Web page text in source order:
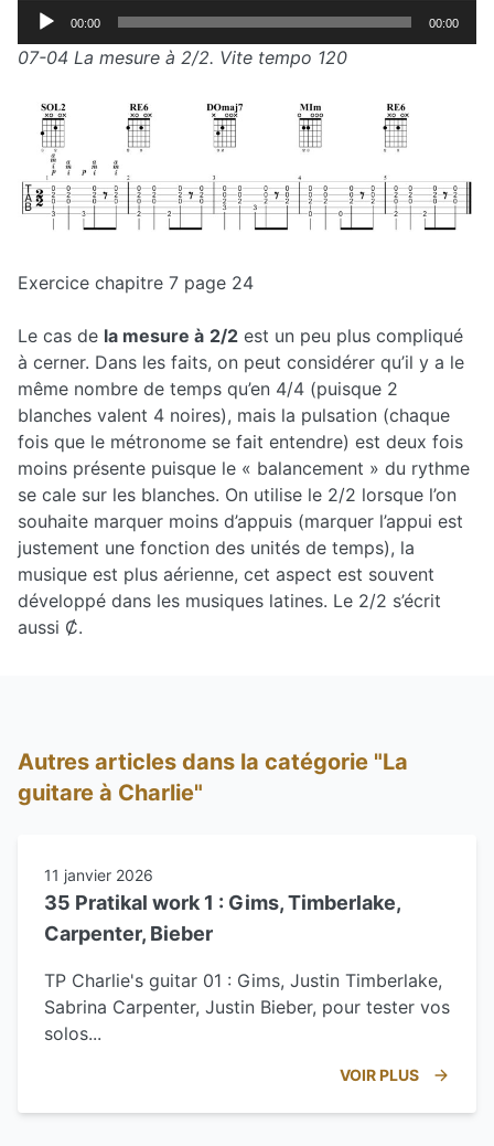
Lecteur
audio
00:00 00:00
07-04 La mesure à 2/2. Vite tempo 120
Exercice chapitre 7 page 24
Le cas de la mesure à 2/2 est un peu plus compliqué
à cerner. Dans les faits, on peut considérer qu’il y a le
même nombre de temps qu’en 4/4 (puisque 2
blanches valent 4 noires), mais la pulsation (chaque
fois que le métronome se fait entendre) est deux fois
moins présente puisque le « balancement » du rythme
se cale sur les blanches. On utilise le 2/2 lorsque l’on
souhaite marquer moins d’appuis (marquer l’appui est
justement une fonction des unités de temps), la
musique est plus aérienne, cet aspect est souvent
développé dans les musiques latines. Le 2/2 s’écrit
aussi Ȼ.
Autres articles dans la catégorie "La
guitare à Charlie"
11 janvier 2026
35 Pratikal work 1 : Gims, Timberlake,
Carpenter, Bieber
TP Charlie's guitar 01 : Gims, Justin Timberlake,
Sabrina Carpenter, Justin Bieber, pour tester vos
solos...
VOIR PLUS